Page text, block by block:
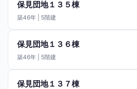
保見団地１３５棟
築46年 | 5階建
保見団地１３６棟
築46年 | 5階建
保見団地１３７棟